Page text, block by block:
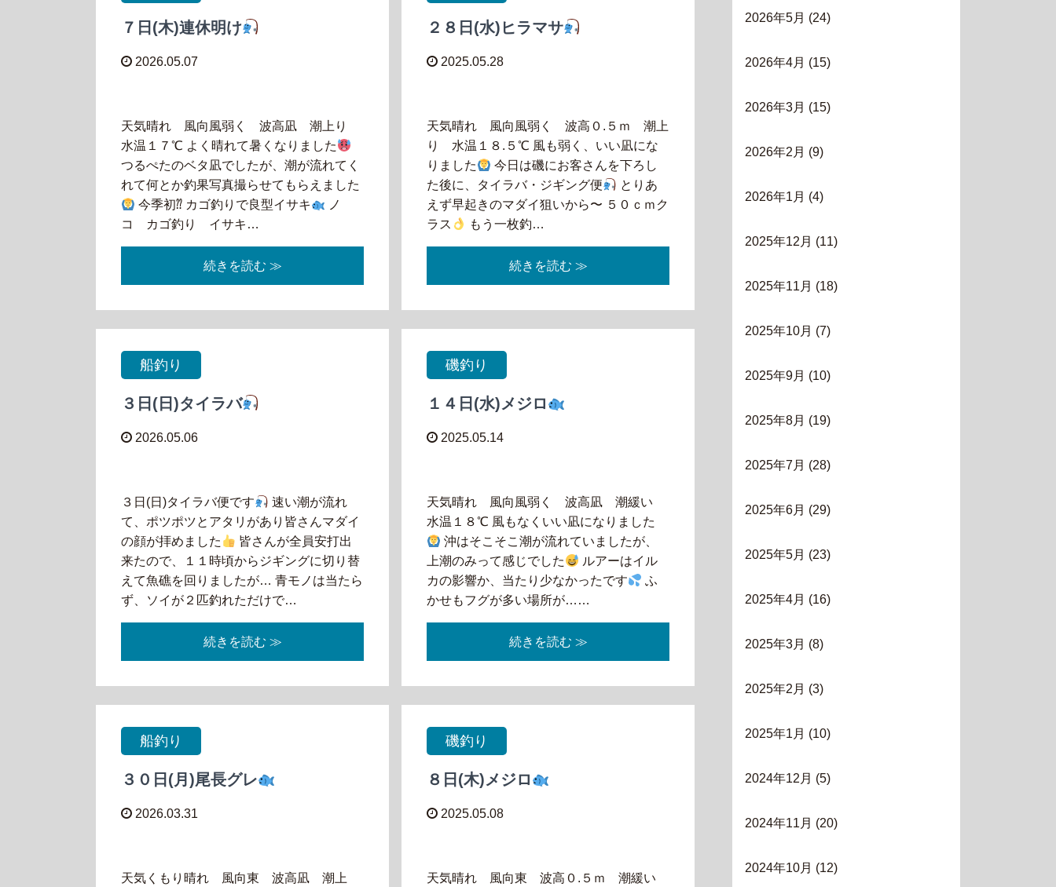
７日(木)連休明け
2026.05.07
天気晴れ 風向風弱く 波高凪 潮上り
水温１７℃ よく晴れて暑くなりました
つるぺたのベタ凪でしたが、潮が流れてく
れて何とか釣果写真撮らせてもらえました
今季初⁇ カゴ釣りで良型イサキ
ノ
コ カゴ釣り イサキ…
続きを読む ≫
船釣り
３日(日)タイラバ
2026.05.06
３日(日)タイラバ便です
速い潮が流れ
て、ポツポツとアタリがあり皆さんマダイ
の顔が拝めました
皆さんが全員安打出
来たので、１１時頃からジギングに切り替
えて魚礁を回りましたが… 青モノは当たら
ず、ソイが２匹釣れただけで…
続きを読む ≫
船釣り
３０日(月)尾長グレ
2026.03.31
天気くもり晴れ 風向東 波高凪 潮上
２８日(水)ヒラマサ
2025.05.28
天気晴れ 風向風弱く 波高０.５ｍ 潮上
り 水温１８.５℃ 風も弱く、いい凪にな
りました
今日は磯にお客さんを下ろし
た後に、タイラバ・ジギング便
とりあ
えず早起きのマダイ狙いから〜 ５０ｃｍク
ラス
もう一枚釣…
続きを読む ≫
磯釣り
１４日(水)メジロ
2025.05.14
天気晴れ 風向風弱く 波高凪 潮緩い
水温１８℃ 風もなくいい凪になりました
沖はそこそこ潮が流れていましたが、
上潮のみって感じでした
ルアーはイル
カの影響か、当たり少なかったです
ふ
かせもフグが多い場所が……
続きを読む ≫
磯釣り
８日(木)メジロ
2025.05.08
天気晴れ 風向東 波高０.５ｍ 潮緩い
2026年5月 (24)
2026年4月 (15)
2026年3月 (15)
2026年2月 (9)
2026年1月 (4)
2025年12月 (11)
2025年11月 (18)
2025年10月 (7)
2025年9月 (10)
2025年8月 (19)
2025年7月 (28)
2025年6月 (29)
2025年5月 (23)
2025年4月 (16)
2025年3月 (8)
2025年2月 (3)
2025年1月 (10)
2024年12月 (5)
2024年11月 (20)
2024年10月 (12)